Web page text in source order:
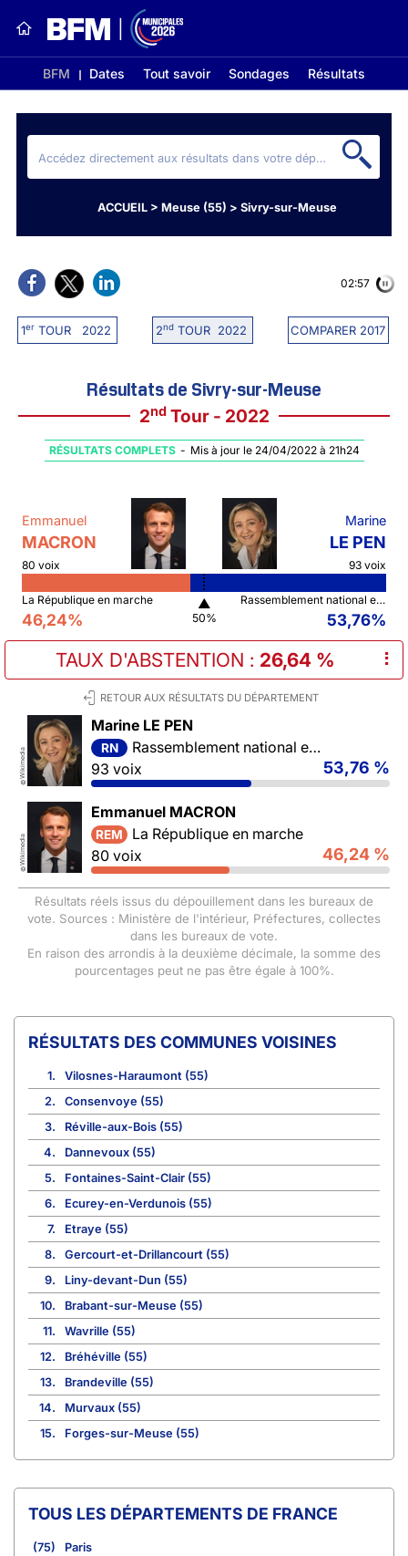
BFM Dates Tout savoir Sondages Résultats
ACCUEIL> Meuse (55) > Sivry-sur-Meuse
1erTOUR 2022 2ndTOUR 2022 COMPARER 2017
02:56
Résultats de Sivry-sur-Meuse
2ndTour - 2022
RÉSULTATS COMPLETS - Mis à jour le 24/04/2022 à 21h24
Emmanuel
MACRON
80 voix
Marine
LE PEN
93 voix
La République en marche
46,24%
▲
50%
Rassemblement national et ses alliés
53,76%
TAUX D'ABSTENTION : 26,64 % ⠇
RETOUR AUX RÉSULTATS DU DÉPARTEMENT
©
Wikimedia
Marine LE PEN
RN
Rassemblement national et ses alliés
93 voix
53,76 %
©
Wikimedia
Emmanuel MACRON
REM
La République en marche
80 voix
46,24 %
Résultats réels issus du dépouillement dans les bureaux de
vote. Sources : Ministère de l'intérieur, Préfectures, collectes
dans les bureaux de vote.
En raison des arrondis à la deuxième décimale, la somme des
pourcentages peut ne pas être égale à 100%.
COMMUNES VOISINES
1.
Vilosnes-Haraumont (55)
2.
Consenvoye (55)
3.
Réville-aux-Bois (55)
4.
Dannevoux (55)
5.
Fontaines-Saint-Clair (55)
6.
Ecurey-en-Verdunois (55)
7.
Etraye (55)
8.
Gercourt-et-Drillancourt (55)
9.
Liny-devant-Dun (55)
10.
Brabant-sur-Meuse (55)
11.
Wavrille (55)
12.
Bréhéville (55)
13.
Brandeville (55)
14.
Murvaux (55)
15.
Forges-sur-Meuse (55)
TOUS LES DÉPARTEMENTS DE FRANCE
(75)
Paris